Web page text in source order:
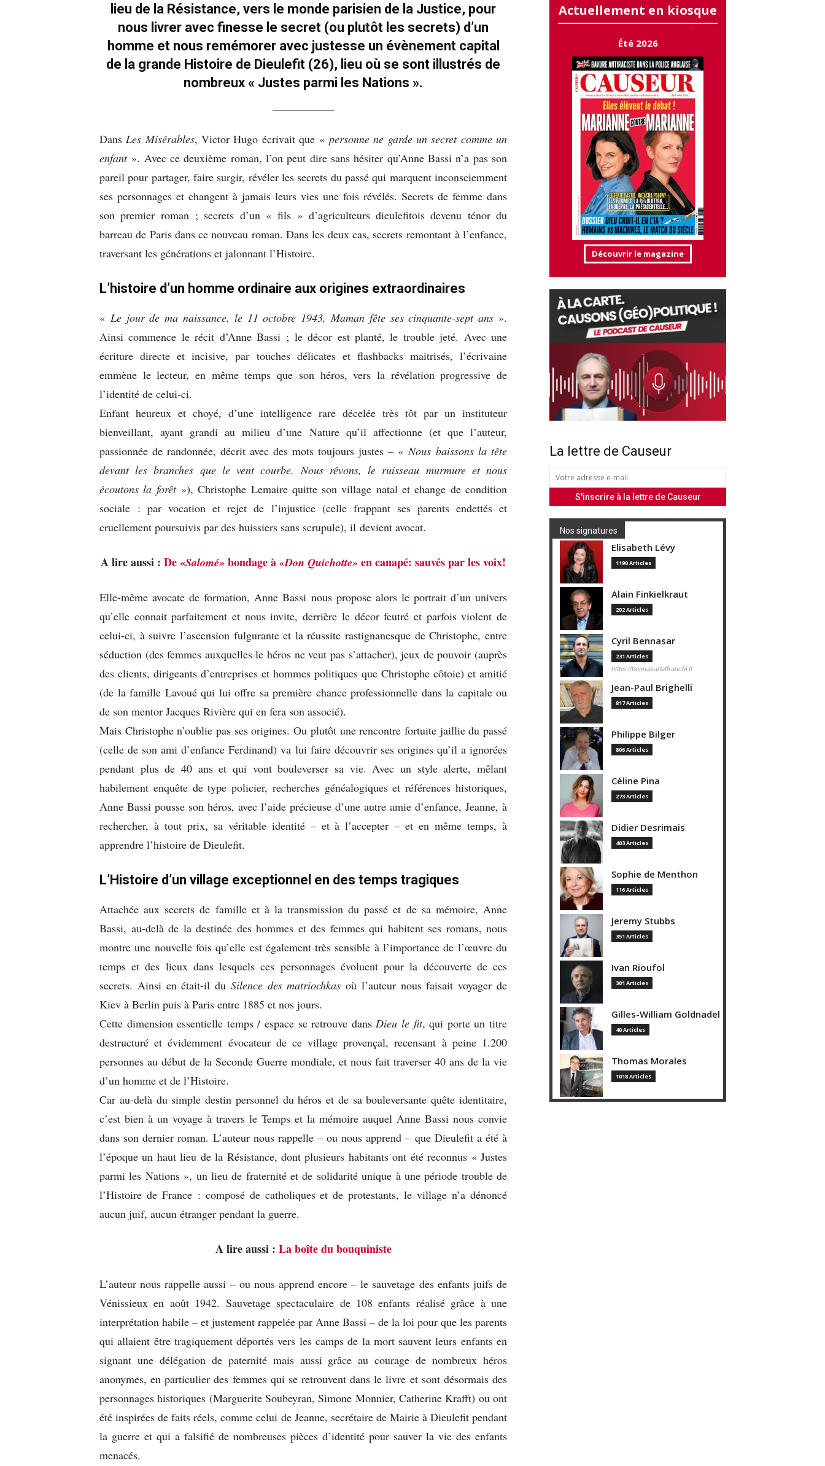
lieu de la Résistance, vers le monde parisien de la Justice, pour
nous livrer avec finesse le secret (ou plutôt les secrets) d’un
homme et nous remémorer avec justesse un évènement capital
de la grande Histoire de Dieulefit (26), lieu où se sont illustrés de
nombreux « Justes parmi les Nations ».
DansLes Misérables, Victor Hugo écrivait que « personne ne garde un secret comme un
enfant». Avec ce deuxième roman, l’on peut dire sans hésiter qu’Anne Bassi n’a pas son
pareil pour partager, faire surgir, révéler les secrets du passé qui marquent inconsciemment
ses personnages et changent à jamais leurs vies une fois révélés. Secrets de femme dans
son premier roman ; secrets d’un « fils » d’agriculteurs dieulefitois devenu ténor du
barreau de Paris dans ce nouveau roman. Dans les deux cas, secrets remontant à l’enfance,
traversant les générations et jalonnant l’Histoire.
L’histoire d’un homme ordinaire aux origines extraordinaires
« Le jour de ma naissance, le 11 octobre 1943, Maman fête ses cinquante-sept ans ».
Ainsi commence le récit d’Anne Bassi ; le décor est planté, le trouble jeté. Avec une
écriture directe et incisive, par touches délicates et flashbacks maitrisés, l’écrivaine
emmène le lecteur, en même temps que son héros, vers la révélation progressive de
l’identité de celui-ci.
Enfant heureux et choyé, d’une intelligence rare décelée très tôt par un instituteur
bienveillant, ayant grandi au milieu d’une Nature qu’il affectionne (et que l’auteur,
passionnée de randonnée, décrit avec des mots toujours justes – «Nous baissons la tête
devant les branches que le vent courbe. Nous rêvons, le ruisseau murmure et nous
écoutons la forêt»), Christophe Lemaire quitte son village natal et change de condition
sociale : par vocation et rejet de l’injustice (celle frappant ses parents endettés et
cruellement poursuivis par des huissiers sans scrupule), il devient avocat.
A lire aussi : De «Salomé» bondage à «Don Quichotte» en canapé: sauvés par les voix!
Elle-même avocate de formation, Anne Bassi nous propose alors le portrait d’un univers
qu’elle connait parfaitement et nous invite, derrière le décor feutré et parfois violent de
celui-ci, à suivre l’ascension fulgurante et la réussite rastignanesque de Christophe, entre
séduction (des femmes auxquelles le héros ne veut pas s’attacher), jeux de pouvoir (auprès
des clients, dirigeants d’entreprises et hommes politiques que Christophe côtoie) et amitié
(de la famille Lavoué qui lui offre sa première chance professionnelle dans la capitale ou
de son mentor Jacques Rivière qui en fera son associé).
Mais Christophe n’oublie pas ses origines. Ou plutôt une rencontre fortuite jaillie du passé
(celle de son ami d’enfance Ferdinand) va lui faire découvrir ses origines qu’il a ignorées
pendant plus de 40 ans et qui vont bouleverser sa vie. Avec un style alerte, mêlant
habilement enquête de type policier, recherches généalogiques et références historiques,
Anne Bassi pousse son héros, avec l’aide précieuse d’une autre amie d’enfance, Jeanne, à
rechercher, à tout prix, sa véritable identité – et à l’accepter – et en même temps, à
apprendre l’histoire de Dieulefit.
L’Histoire d’un village exceptionnel en des temps tragiques
Attachée aux secrets de famille et à la transmission du passé et de sa mémoire, Anne
Bassi, au-delà de la destinée des hommes et des femmes qui habitent ses romans, nous
montre une nouvelle fois qu’elle est également très sensible à l’importance de l’œuvre du
temps et des lieux dans lesquels ces personnages évoluent pour la découverte de ces
secrets. Ainsi en était-il du Silence des matriochkas où l’auteur nous faisait voyager de
Kiev à Berlin puis à Paris entre 1885 et nos jours.
Cette dimension essentielle temps / espace se retrouve dansDieu le fit, qui porte un titre
destructuré et évidemment évocateur de ce village provençal, recensant à peine 1.200
personnes au début de la Seconde Guerre mondiale, et nous fait traverser 40 ans de la vie
d’un homme et de l’Histoire.
Car au-delà du simple destin personnel du héros et de sa bouleversante quête identitaire,
c’est bien à un voyage à travers le Temps et la mémoire auquel Anne Bassi nous convie
dans son dernier roman. L’auteur nous rappelle – ou nous apprend – que Dieulefit a été à
l’époque un haut lieu de la Résistance, dont plusieurs habitants ont été reconnus « Justes
parmi les Nations », un lieu de fraternité et de solidarité unique à une période trouble de
l’Histoire de France : composé de catholiques et de protestants, le village n’a dénoncé
aucun juif, aucun étranger pendant la guerre.
A lire aussi : La boîte du bouquiniste
L’auteur nous rappelle aussi – ou nous apprend encore – le sauvetage des enfants juifs de
Vénissieux en août 1942. Sauvetage spectaculaire de 108 enfants réalisé grâce à une
interprétation habile – et justement rappelée par Anne Bassi – de la loi pour que les parents
qui allaient être tragiquement déportés vers les camps de la mort sauvent leurs enfants en
signant une délégation de paternité mais aussi grâce au courage de nombreux héros
anonymes, en particulier des femmes qui se retrouvent dans le livre et sont désormais des
personnages historiques (Marguerite Soubeyran, Simone Monnier, Catherine Krafft) ou ont
été inspirées de faits réels, comme celui de Jeanne, secrétaire de Mairie à Dieulefit pendant
la guerre et qui a falsifié de nombreuses pièces d’identité pour sauver la vie des enfants
menacés.
Actuellement en kiosque
Été 2026
Découvrir le magazine
La lettre de Causeur
Nos signatures
Elisabeth Lévy
1190 Articles
Alain Finkielkraut
202 Articles
Cyril Bennasar
231 Articles
https://bennasarlaffranchi.fr
Jean-Paul Brighelli
817 Articles
Philippe Bilger
806 Articles
Céline Pina
273 Articles
Didier Desrimais
403 Articles
Sophie de Menthon
116 Articles
Jeremy Stubbs
351 Articles
Ivan Rioufol
301 Articles
Gilles-William Goldnadel
40 Articles
Thomas Morales
1018 Articles